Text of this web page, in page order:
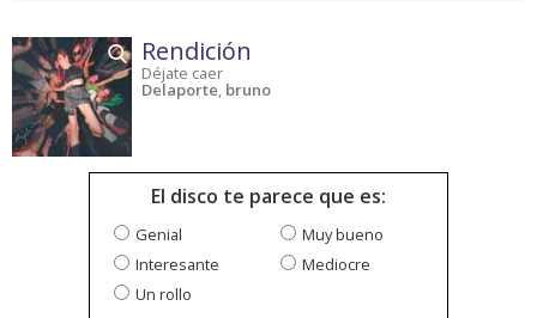
Rendición
Déjate caer
Delaporte, bruno
El disco te parece que es:
Genial
Muy bueno
Interesante
Mediocre
Un rollo